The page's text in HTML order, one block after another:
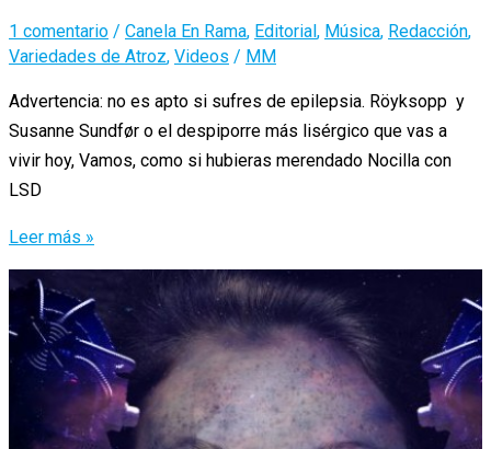
1 comentario / Canela En Rama, Editorial, Música, Redacción,
Variedades de Atroz, Videos / MM
Advertencia: no es apto si sufres de epilepsia. Röyksopp y
Susanne Sundfør o el despiporre más lisérgico que vas a
vivir hoy, Vamos, como si hubieras merendado Nocilla con
LSD
«Never
Ever»,
el
vídeo
Leer más »